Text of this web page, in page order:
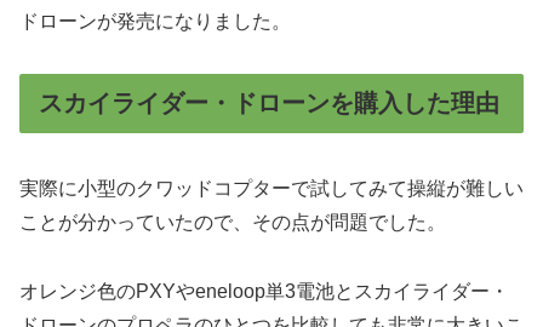
ドローンが発売になりました。
スカイライダー・ドローンを購入した理由
実際に小型のクワッドコプターで試してみて操縦が難しい
ことが分かっていたので、その点が問題でした。
オレンジ色のPXYやeneloop単3電池とスカイライダー・